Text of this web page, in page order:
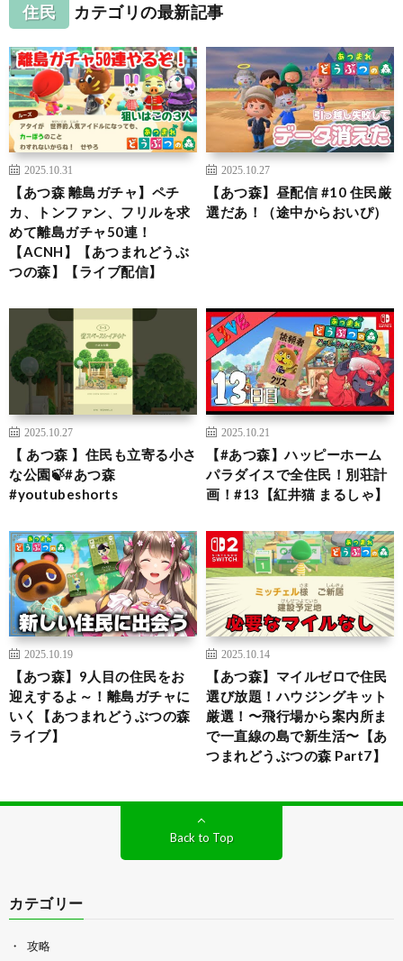
住民 カテゴリの最新記事
2025.10.31
【あつ森 離島ガチャ】ペチ
カ、トンファン、フリルを求
めて離島ガチャ50連！
【ACNH】【あつまれどうぶ
つの森】【ライブ配信】
2025.10.27
【あつ森】昼配信 #10 住民厳
選だあ！（途中からおいぴ）
2025.10.27
【 あつ森 】住民も立寄る小さ
な公園🍃#あつ森
#youtubeshorts
2025.10.21
【#あつ森】ハッピーホーム
パラダイスで全住民！別荘計
画！#13【紅井猫 まるしゃ】
2025.10.19
【あつ森】9人目の住民をお
迎えするよ～！離島ガチャに
いく【あつまれどうぶつの森
ライブ】
2025.10.14
【あつ森】マイルゼロで住民
選び放題！ハウジングキット
厳選！〜飛行場から案内所ま
で一直線の島で新生活〜【あ
つまれどうぶつの森 Part7】
Back to Top
カテゴリー
攻略